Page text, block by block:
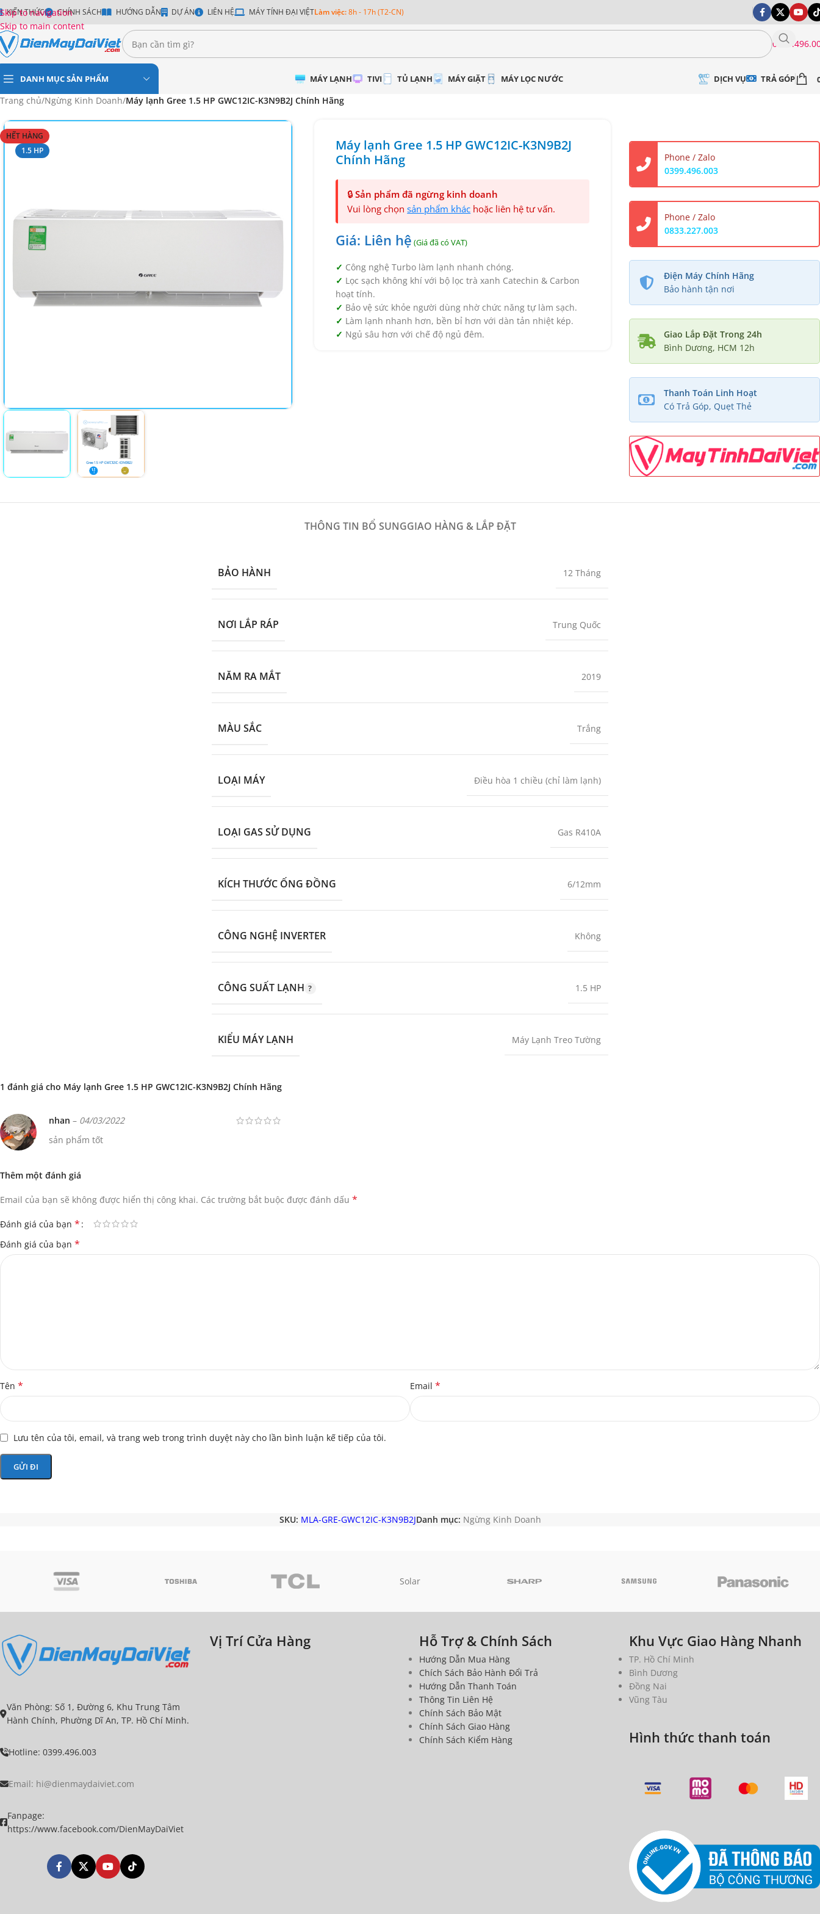
Skip to navigation
Skip to main content
KIẾN THỨC CHÍNH SÁCH HƯỚNG DẪN DỰ ÁN LIÊN HỆ MÁY TÍNH ĐẠI VIỆTLàm việc:8h - 17h (T2-CN)
DANH MỤC SẢN PHẨM MÁY LẠNH TIVI TỦ LẠNH MÁY GIẶT MÁY LỌC NƯỚC DỊCH VỤ TRẢ GÓP
Trang chủ/Ngừng Kinh Doanh/Máy lạnh Gree 1.5 HP GWC12IC-K3N9B2J Chính Hãng
HẾT HÀNG
1.5 HP
Máy lạnh Gree 1.5 HP GWC12IC-K3N9B2J
Chính Hãng
🔒Sản phẩm đã ngừng kinh doanh
Vui lòng chọnsản phẩm khác hoặc liên hệ tư vấn.
Giá: Liên hệ
Công nghệ Turbo làm lạnh nhanh chóng.
Lọc sạch không khí với bộ lọc trà xanh Catechin & Carbon
hoạt tính.
Bảo vệ sức khỏe người dùng nhờ chức năng tự làm sạch.
Làm lạnh nhanh hơn, bền bỉ hơn với dàn tản nhiệt kép.
Ngủ sâu hơn với chế độ ngủ đêm.
Phone / Zalo
0399.496.003
Phone / Zalo
0833.227.003
Điện Máy Chính Hãng
Bảo hành tận nơi
Giao Lắp Đặt Trong 24h
Bình Dương, HCM 12h
Thanh Toán Linh Hoạt
Có Trả Góp, Quẹt Thẻ
THÔNG TIN BỔ SUNGGIAO HÀNG & LẮP ĐẶT
BẢO HÀNH 12 Tháng
NƠI LẮP RÁP Trung Quốc
NĂM RA MẮT 2019
MÀU SẮC Trắng
LOẠI MÁY Điều hòa 1 chiều (chỉ làm lạnh)
LOẠI GAS SỬ DỤNG Gas R410A
KÍCH THƯỚC ỐNG ĐỒNG 6/12mm
CÔNG NGHỆ INVERTER Không
CÔNG SUẤT LẠNH 1.5 HP
KIỂU MÁY LẠNH Máy Lạnh Treo Tường
1 đánh giá cho Máy lạnh Gree 1.5 HP GWC12IC-K3N9B2J Chính Hãng
nhan – 04/03/2022
sản phẩm tốt
Thêm một đánh giá
Email của bạn sẽ không được hiển thị công khai. Các trường bắt buộc được đánh dấu *
Đánh giá của bạn *
Đánh giá của bạn *
Tên * Email *
Lưu tên của tôi, email, và trang web trong trình duyệt này cho lần bình luận kế tiếp của tôi.
SKU: MLA-GRE-GWC12IC-K3N9B2JDanh mục: Ngừng Kinh Doanh
Solar
Văn Phòng: Số 1, Đường 6, Khu Trung Tâm
Hành Chính, Phường Dĩ An, TP. Hồ Chí Minh.
Hotline: 0399.496.003
Email: hi@dienmaydaiviet.com
Fanpage:
https://www.facebook.com/DienMayDaiViet
Vị Trí Cửa Hàng Hỗ Trợ & Chính Sách
Hướng Dẫn Mua Hàng
Chích Sách Bảo Hành Đổi Trả
Hướng Dẫn Thanh Toán
Thông Tin Liên Hệ
Chính Sách Bảo Mật
Chính Sách Giao Hàng
Chính Sách Kiểm Hàng
Khu Vực Giao Hàng Nhanh
TP. Hồ Chí Minh
Bình Dương
Đồng Nai
Vũng Tàu
Hình thức thanh toán